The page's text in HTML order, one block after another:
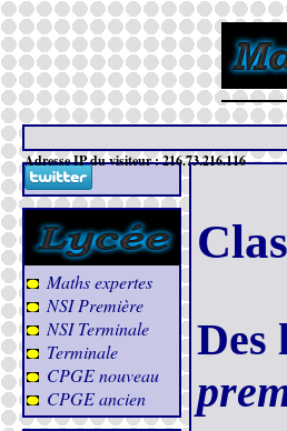
Adresse IP du visiteur : 216.73.216.116
Maths expertes
NSI Première
NSI Terminale
Terminale
CPGE nouveau
CPGE ancien
Des